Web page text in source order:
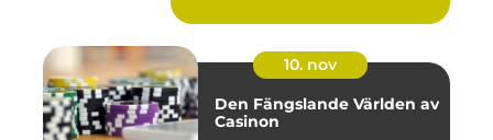
10. nov
Den Fängslande Världen av
Casinon